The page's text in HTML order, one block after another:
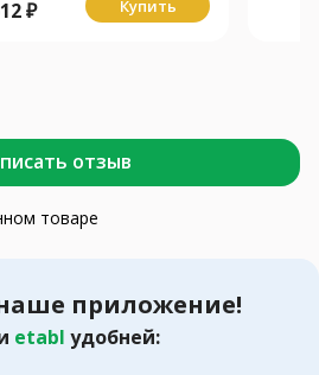
₽ Купить
отзыв
товаре
приложение!
etabl удобней: